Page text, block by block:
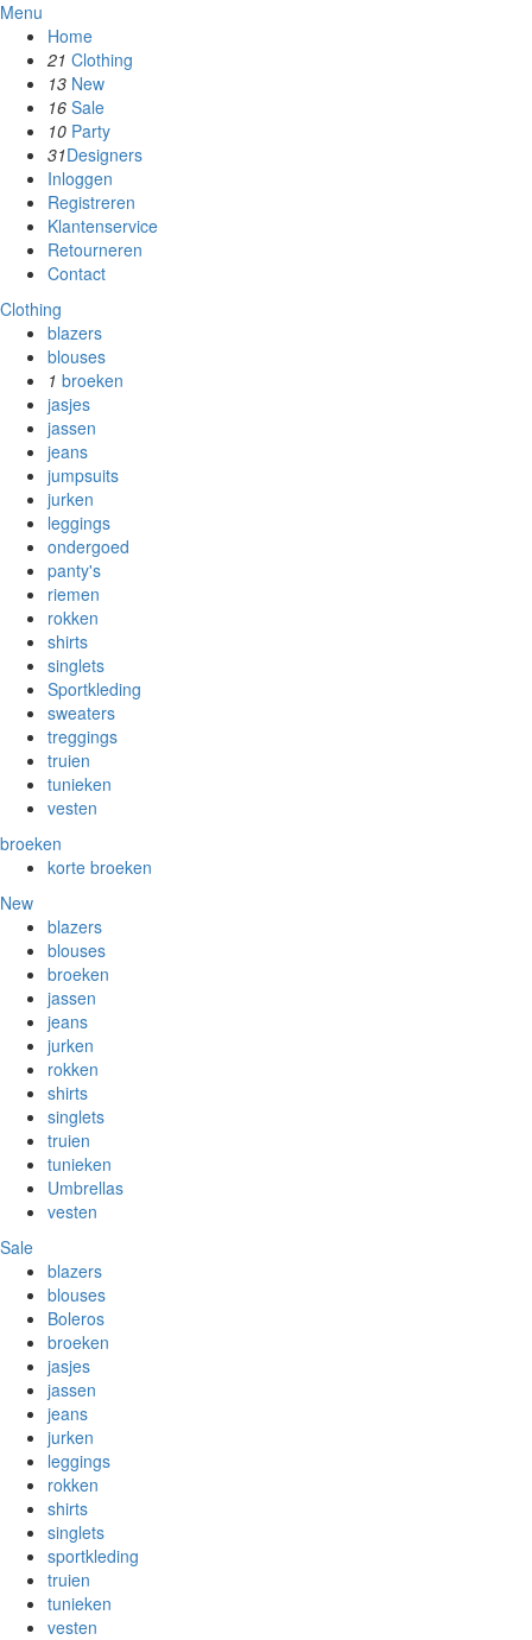
Menu
Home
21 Clothing
13 New
16 Sale
10 Party
31Designers
Inloggen
Registreren
Klantenservice
Retourneren
Contact
Clothing
blazers
blouses
1 broeken
jasjes
jassen
jeans
jumpsuits
jurken
leggings
ondergoed
panty's
riemen
rokken
shirts
singlets
Sportkleding
sweaters
treggings
truien
tunieken
vesten
broeken
korte broeken
New
blazers
blouses
broeken
jassen
jeans
jurken
rokken
shirts
singlets
truien
tunieken
Umbrellas
vesten
Sale
blazers
blouses
Boleros
broeken
jasjes
jassen
jeans
jurken
leggings
rokken
shirts
singlets
sportkleding
truien
tunieken
vesten